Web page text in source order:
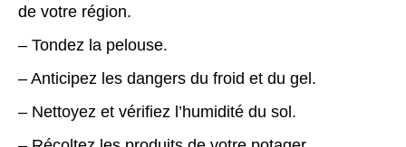
de votre région.
– Tondez la pelouse.
– Anticipez les dangers du froid et du gel.
– Nettoyez et vérifiez l’humidité du sol.